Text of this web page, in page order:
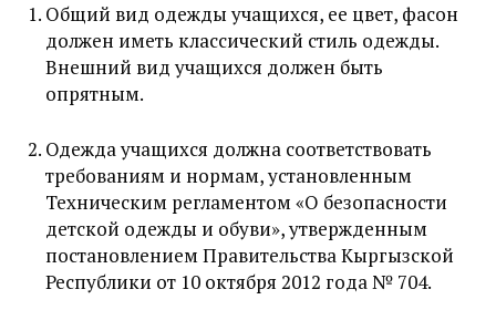
Общий вид одежды учащихся, ее цвет, фасон
должен иметь классический стиль одежды.
Внешний вид учащихся должен быть
опрятным.
Одежда учащихся должна соответствовать
требованиям и нормам, установленным
Техническим регламентом «О безопасности
детской одежды и обуви», утвержденным
постановлением Правительства Кыргызской
Республики от 10 октября 2012 года № 704.